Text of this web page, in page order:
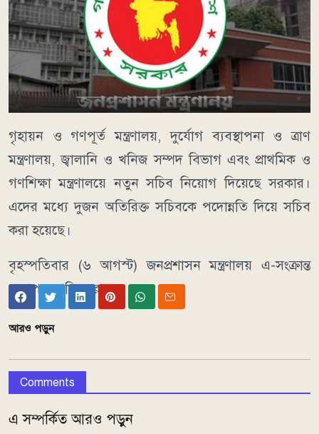
গৃহায়ন ও গণপূর্ত মন্ত্রণালয়, দুর্যোগ ব্যবস্থাপনা ও ত্রাণ
মন্ত্রণালয়, জ্বালানি ও খনিজ সম্পদ বিভাগ এবং প্রাথমিক ও
গণশিক্ষা মন্ত্রণালয়ে নতুন সচিব নিয়োগ দিয়েছে সরকার।
এদের মধ্যে দুজন অতিরিক্ত সচিবকে পদোন্নতি দিয়ে সচিব
করা হয়েছে।
বৃহস্পতিবার (৬ আগস্ট) জনপ্রশাসন মন্ত্রণালয় এ-সংক্রান্ত
প্রজ্ঞাপন জারি করে।
আরও পড়ুন
Comments
এ সম্পর্কিত আরও পড়ুন